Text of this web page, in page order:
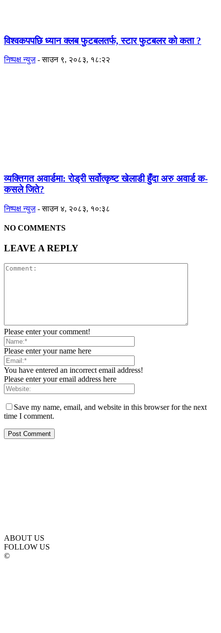
विश्वकपपछि ध्यान क्लब फुटबलतर्फ, स्टार फुटबलर को कता ?
निष्पक्ष न्युज - साउन ९, २०८३, १८:२२
व्यक्तिगत अवार्डमा: रोड्री सर्वोत्कृष्ट खेलाडी हुँदा अरु अवार्ड क-
कसले जिते?
निष्पक्ष न्युज - साउन ४, २०८३, १०:३८
NO COMMENTS
LEAVE A REPLY
Please enter your comment!
Please enter your name here
You have entered an incorrect email address!
Please enter your email address here
Save my name, email, and website in this browser for the next
time I comment.
ABOUT US
FOLLOW US
©